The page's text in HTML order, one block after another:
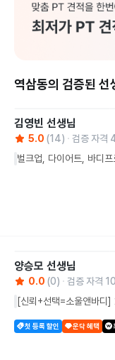
역삼동의 검증된 선
김영빈 선생님
5.0 (14) 검증 자격
벌크업, 다이어트, 바디
양승모 선생님
0.0 (0) 검증 자격 10
[신뢰+선택=소울앤바디
첫 등록 할인 운닥 혜택